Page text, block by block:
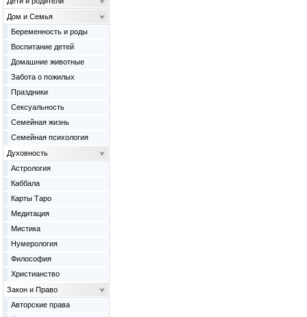
Дом и Семья
Беременность и роды
Воспитание детей
Домашние животные
Забота о пожилых
Праздники
Сексуальность
Семейная жизнь
Семейная психология
Духовность
Астрология
Каббала
Карты Таро
Медитация
Мистика
Нумерология
Философия
Христианство
Закон и Право
Авторские права